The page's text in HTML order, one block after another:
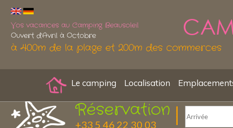
Réservation
+33 5 46 22 30 03
Vos vacances au Camping Beausoleil
Ouvert d'Avril à Octobre
à 400m de la plage et 200m des commerces
Le camping Localisation